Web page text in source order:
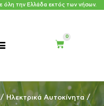
όλη την Ελλάδα εκτός των νήσων.
/ Ηλεκτρικά Αυτοκίνητα /